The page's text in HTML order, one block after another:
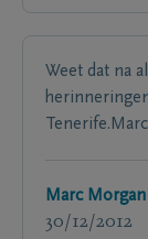
Weet dat na
Marc Morgan
30/12/2012